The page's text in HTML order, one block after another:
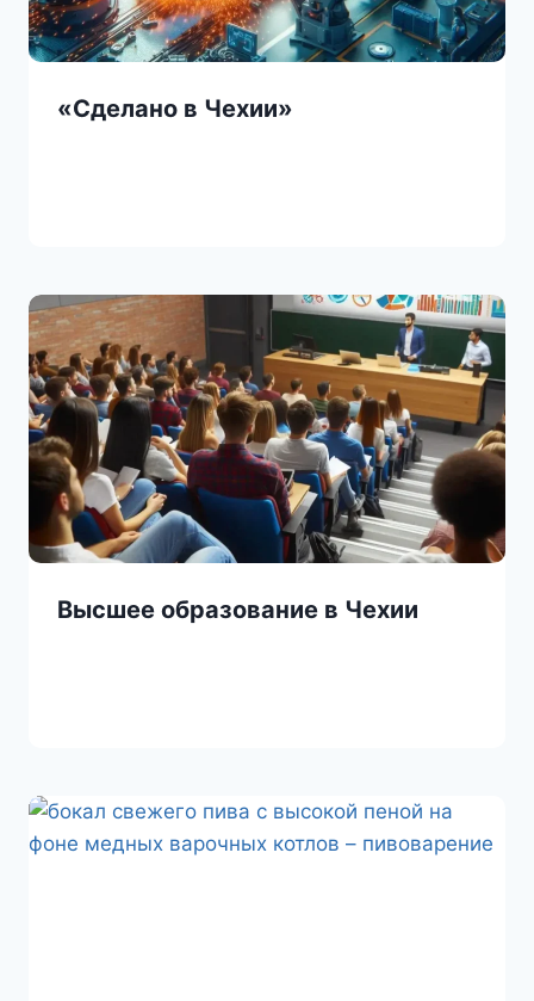
«Сделано в Чехии»
Высшее образование в Чехии